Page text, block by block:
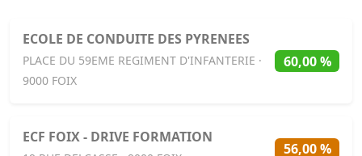
ECOLE DE CONDUITE DES PYRENEES
PLACE DU 59EME REGIMENT D'INFANTERIE ·
9000 FOIX
60,00 %
ECF FOIX - DRIVE FORMATION
56,00 %